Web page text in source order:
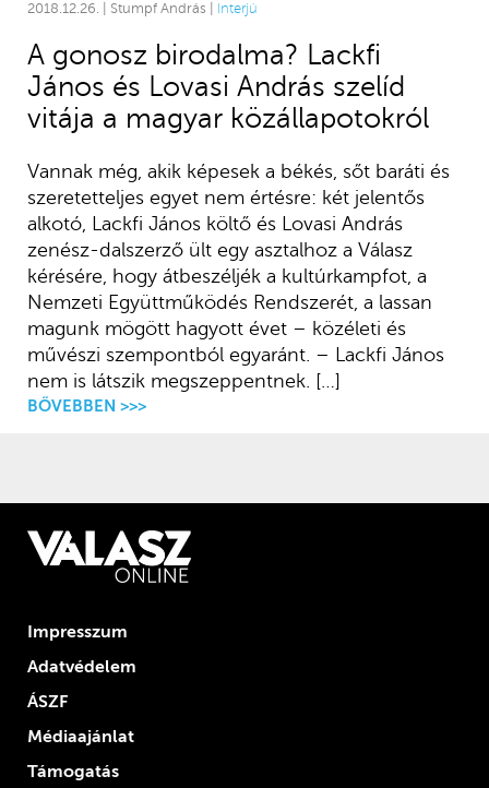
2018.12.26. | Stumpf András | Interjú
A gonosz birodalma? Lackfi
János és Lovasi András szelíd
vitája a magyar közállapotokról
Vannak még, akik képesek a békés, sőt baráti és
szeretetteljes egyet nem értésre: két jelentős
alkotó, Lackfi János költő és Lovasi András
zenész-dalszerző ült egy asztalhoz a Válasz
kérésére, hogy átbeszéljék a kultúrkampfot, a
Nemzeti Együttműködés Rendszerét, a lassan
magunk mögött hagyott évet – közéleti és
művészi szempontból egyaránt. – Lackfi János
nem is látszik megszeppentnek. […]
BŐVEBBEN >>>
Impresszum
Adatvédelem
ÁSZF
Médiaajánlat
Támogatás